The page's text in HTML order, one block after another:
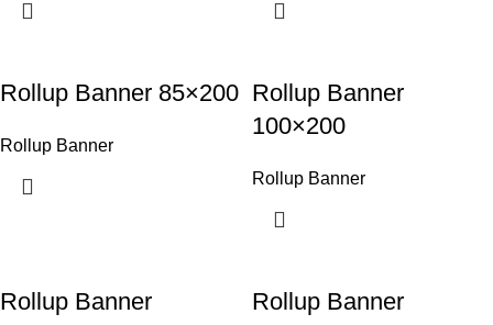
Rollup Banner 85×200
Rollup Banner
Rollup Banner
100×200
Rollup Banner
Rollup Banner
Rollup Banner